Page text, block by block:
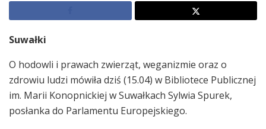
Suwałki
O hodowli i prawach zwierząt, weganizmie oraz o
zdrowiu ludzi mówiła dziś (15.04) w Bibliotece Publicznej
im. Marii Konopnickiej w Suwałkach Sylwia Spurek,
posłanka do Parlamentu Europejskiego.